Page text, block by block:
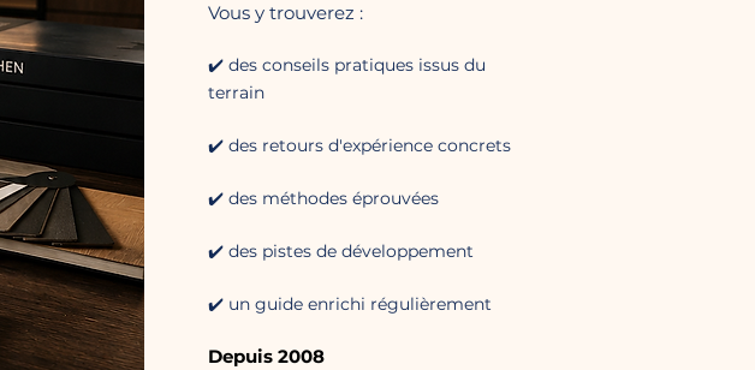
Vous y trouverez :
✔️ des conseils pratiques issus du
terrain
✔️ des retours d'expérience concrets
✔️ des méthodes éprouvées
✔️ des pistes de développement
✔️ un guide enrichi régulièrement
Depuis 2008